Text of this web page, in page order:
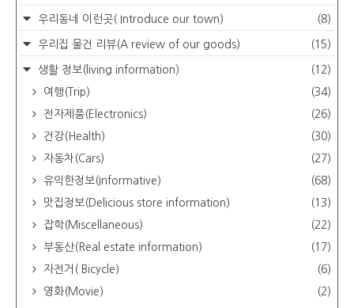
우리동네 이런곳( Introduce our town) (8)
우리집 물건 리뷰(A review of our goods) (15)
생활 정보(living information)
(12)
여행(Trip)
(34)
전자제품(Electronics)
(26)
건강(Health)
(30)
자동차(Cars)
(27)
유익한정보(Informative)
(68)
맛집정보(Delicious store information)
(13)
잡학(Miscellaneous)
(22)
부동산(Real estate information)
(17)
자전거( Bicycle)
(6)
영화(Movie)
(2)